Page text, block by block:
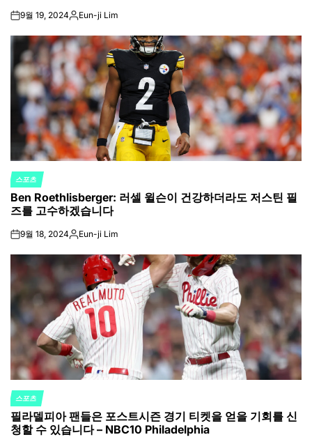
on9월 19, 2024Posted
Eun-ji Lim
POSTED
IN
스포츠
Ben Roethlisberger: 러셀 윌슨이 건강하더라도 저스틴 필
즈를 고수하겠습니다
on9월 18, 2024Posted
Eun-ji Lim
POSTED
IN
스포츠
필라델피아 팬들은 포스트시즌 경기 티켓을 얻을 기회를 신
청할 수 있습니다 – NBC10 Philadelphia